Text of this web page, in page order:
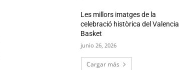
Les millors imatges de la
celebració històrica del Valencia
Basket
junio 26, 2026
Cargar más